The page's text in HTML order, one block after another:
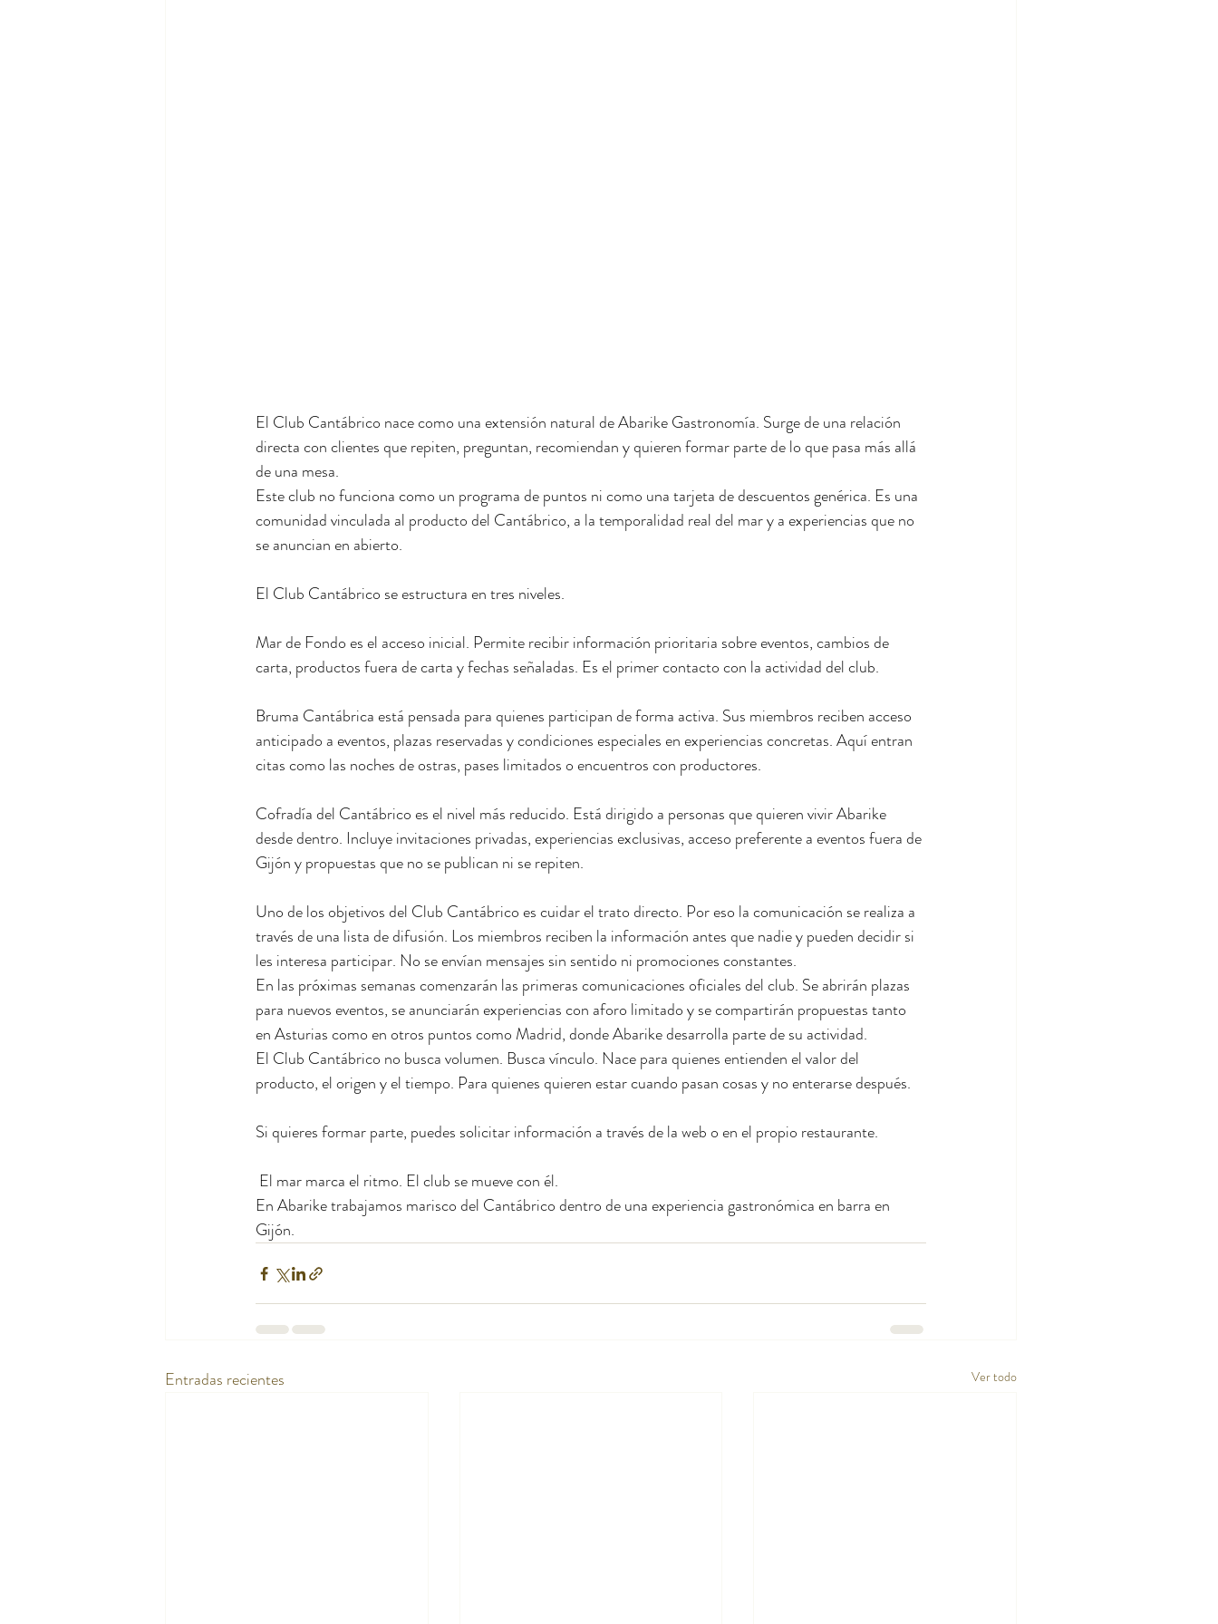
El Club Cantábrico nace como una extensión natural de Abarike Gastronomía. Surge de una relación
directa con clientes que repiten, preguntan, recomiendan y quieren formar parte de lo que pasa más allá
de una mesa.
Este club no funciona como un programa de puntos ni como una tarjeta de descuentos genérica. Es una
comunidad vinculada al producto del Cantábrico, a la temporalidad real del mar y a experiencias que no
se anuncian en abierto.
El Club Cantábrico se estructura en tres niveles.
Mar de Fondo es el acceso inicial. Permite recibir información prioritaria sobre eventos, cambios de
carta, productos fuera de carta y fechas señaladas. Es el primer contacto con la actividad del club.
Bruma Cantábrica está pensada para quienes participan de forma activa. Sus miembros reciben acceso
anticipado a eventos, plazas reservadas y condiciones especiales en experiencias concretas. Aquí entran
citas como las noches de ostras, pases limitados o encuentros con productores.
Cofradía del Cantábrico es el nivel más reducido. Está dirigido a personas que quieren vivir Abarike
desde dentro. Incluye invitaciones privadas, experiencias exclusivas, acceso preferente a eventos fuera de
Gijón y propuestas que no se publican ni se repiten.
Uno de los objetivos del Club Cantábrico es cuidar el trato directo. Por eso la comunicación se realiza a
través de una lista de difusión. Los miembros reciben la información antes que nadie y pueden decidir si
les interesa participar. No se envían mensajes sin sentido ni promociones constantes.
En las próximas semanas comenzarán las primeras comunicaciones oficiales del club. Se abrirán plazas
para nuevos eventos, se anunciarán experiencias con aforo limitado y se compartirán propuestas tanto
en Asturias como en otros puntos como Madrid, donde Abarike desarrolla parte de su actividad.
El Club Cantábrico no busca volumen. Busca vínculo. Nace para quienes entienden el valor del
producto, el origen y el tiempo. Para quienes quieren estar cuando pasan cosas y no enterarse después.
Si quieres formar parte, puedes solicitar información a través de la web o en el propio restaurante.
El mar marca el ritmo. El club se mueve con él.
En Abarike trabajamos marisco del Cantábrico dentro de una experiencia gastronómica en barra en
Gijón.
Entradas recientes Ver todo